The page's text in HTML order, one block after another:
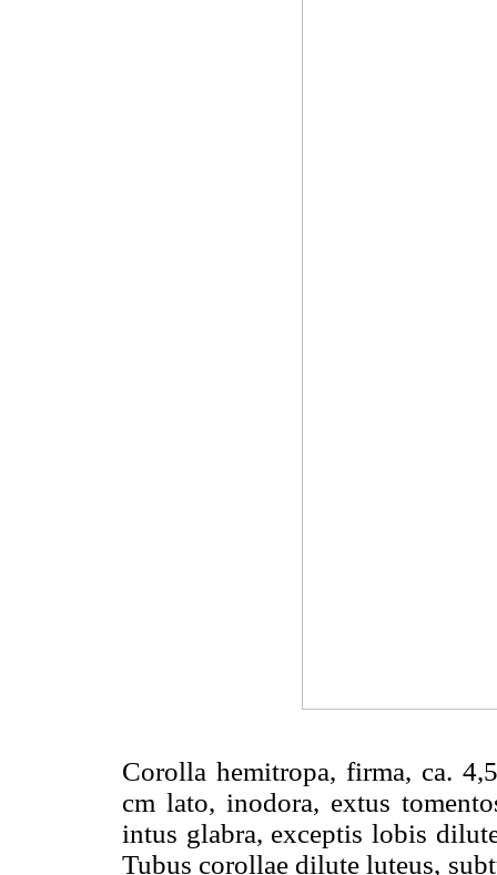
Corolla hemitropa, firma, ca.
cm lato, inodora, extus
intus glabra, exceptis lobis
Tubus corollae dilute luteus,